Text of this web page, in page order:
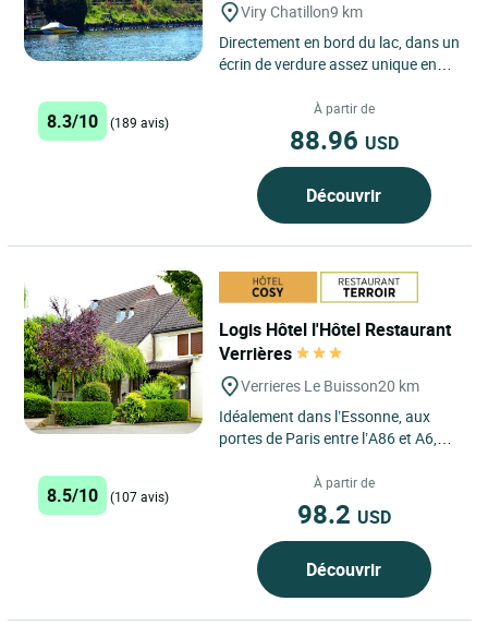
Viry Chatillon9 km
Directement en bord du lac, dans un
écrin de verdure assez unique en
établissement vous propose...
8.3/10 (189 avis)
À partir de
88.96 USD
Découvrir
Logis Hôtel l'Hôtel Restaurant
Verrières
Verrieres Le Buisson20 km
Idéalement dans l’Essonne, aux
portes de Paris entre l’A86 et A6,
toute l’année...
8.5/10 (107 avis)
À partir de
98.2 USD
Découvrir